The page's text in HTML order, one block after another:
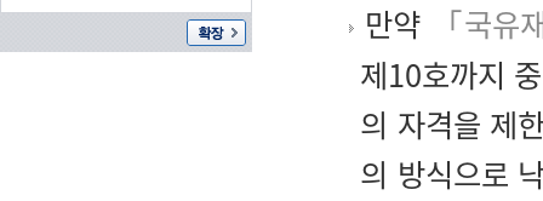
만약
「국
제10호까지
의 자격을 제
의 방식으로